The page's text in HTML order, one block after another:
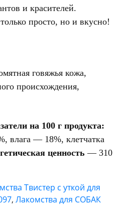
и красителей.
просто, но и вкусно!
говяжья кожа,
происхождения,
на 100 г продукта:
— 18%, клетчатка
ценность — 310
Твистер с уткой для
, Лакомства для СОБАК